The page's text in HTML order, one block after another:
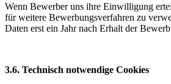
Wenn Bewerber uns ihre Einwilligung
für weitere Bewerbungsverfahren zu
Daten erst ein Jahr nach Erhalt der
3.6. Technisch notwendige Cookies